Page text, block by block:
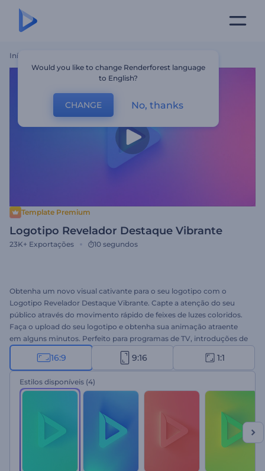
Início
Template Premium
Logotipo Revelador Destaque Vibrante
23K+ Exportações 10 segundos
Obtenha um novo visual cativante para o seu logotipo com o
Logotipo Revelador Destaque Vibrante. Capte a atenção do seu
público através do movimento rápido de feixes de luzes coloridos.
Faça o upload do seu logotipo e obtenha sua animação atraente
em alguns minutos. Perfeito para programas de TV, introduções de
canais do YouTube, vídeos sociais, promoções de eventos e muito
mais. Experimente e aproveite a revelação do seu logotipo
encantador agora!
16:9 9:16 1:1
Estilos disponíveis (4)
Would you like to change Renderforest language
to English?
CHANGE No, thanks